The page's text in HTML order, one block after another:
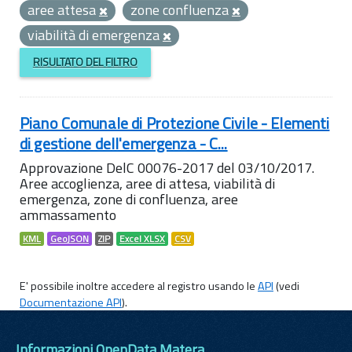
aree attesa
zone confluenza
viabilità di emergenza
RISULTATO DEL FILTRO
Piano Comunale di Protezione Civile - Elementi
di gestione dell'emergenza - C...
Approvazione DelC 00076-2017 del 03/10/2017.
Aree accoglienza, aree di attesa, viabilità di
emergenza, zone di confluenza, aree
ammassamento
KML GeoJSON ZIP Excel XLSX CSV
E' possibile inoltre accedere al registro usando leAPI(vedi
Documentazione API).